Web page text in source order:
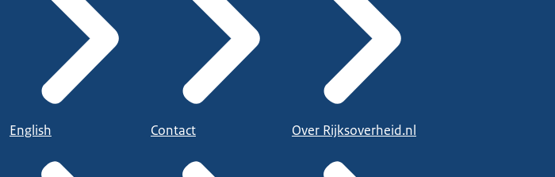
English Contact Over Rijksoverheid.nl